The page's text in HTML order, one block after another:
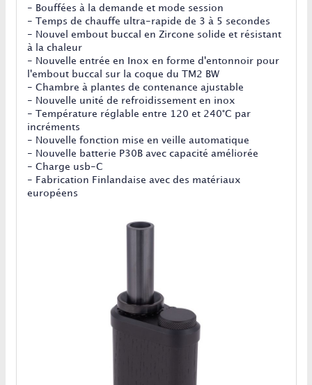
- Bouffées à la demande et mode session
- Temps de chauffe ultra-rapide de 3 à 5 secondes
- Nouvel embout buccal en Zircone solide et résistant
à la chaleur
- Nouvelle entrée en Inox en forme d'entonnoir pour
l'embout buccal sur la coque du TM2 BW
- Chambre à plantes de contenance ajustable
- Nouvelle unité de refroidissement en inox
- Température réglable entre 120 et 240°C par
incréments
- Nouvelle fonction mise en veille automatique
- Nouvelle batterie P30B avec capacité améliorée
- Charge usb-C
- Fabrication Finlandaise avec des matériaux
européens